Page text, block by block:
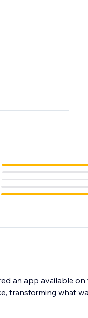
your traffic.
an app available on
transforming what